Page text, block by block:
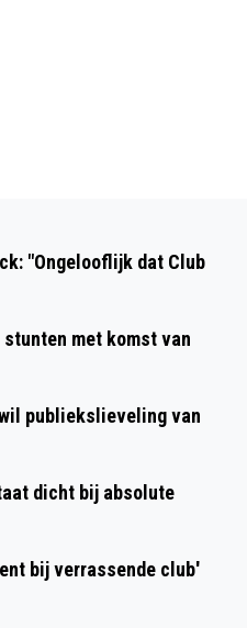
"Ongelooflijk dat Club
met komst van
publiekslieveling van
dicht bij absolute
bij verrassende club'